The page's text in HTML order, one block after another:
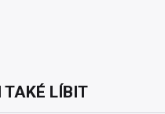
TAKÉ LÍBIT